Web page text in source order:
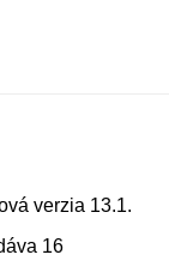
verzia 13.1.
16